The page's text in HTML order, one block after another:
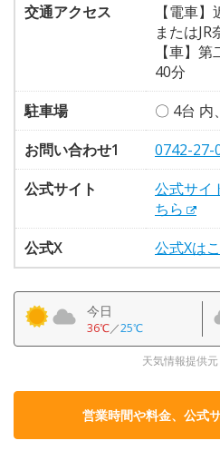
交通アクセス
【電車
または
【車】
40分
駐車場
〇 4台 内
お問い合わせ1
0742-27-
公式サイト
公式サイ
ちら
公式X
公式Xは
今日
36℃／25℃
天気情報提供
営業時間や料金、公式